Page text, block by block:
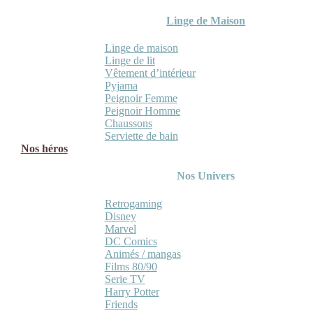
Linge de Maison
Linge de maison
Linge de lit
Vêtement d’intérieur
Pyjama
Peignoir Femme
Peignoir Homme
Chaussons
Serviette de bain
Nos héros
Nos Univers
Retrogaming
Disney
Marvel
DC Comics
Animés / mangas
Films 80/90
Serie TV
Harry Potter
Friends